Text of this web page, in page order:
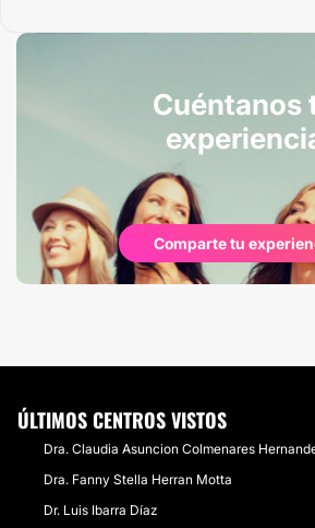
Cuéntanos
Comparte tu
ÚLTIMOS CENTROS VISTOS
Dra. Claudia Asuncion Colmenares
Dra. Fanny Stella Herran Motta
Dr. Luis Ibarra Díaz